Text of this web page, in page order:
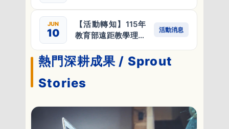
理）
JUN
10
【活動轉知】115年
教育部遠距教學理念
活動消息
熱門深耕成果 / Sprout
Stories